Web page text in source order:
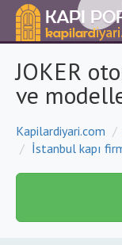
JOKER
ve
Kapilardiyari.com
İstanbul kapı